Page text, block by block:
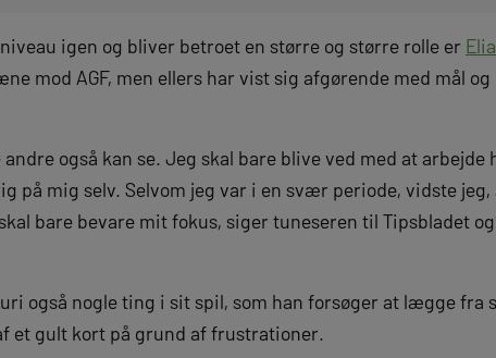
igen og bliver betroet en større og større rolle er
mod AGF, men ellers har vist sig afgørende med mål og
også kan se. Jeg skal bare blive ved med at arbejde
på mig selv. Selvom jeg var i en svær periode, vidste jeg,
bare bevare mit fokus, siger tuneseren til Tipsbladet
også nogle ting i sit spil, som han forsøger at lægge fra
et gult kort på grund af frustrationer.